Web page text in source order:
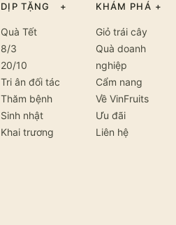
DỊP TẶNG +
Quà Tết
8/3
20/10
Tri ân đối tác
Thăm bệnh
Sinh nhật
Khai trương
KHÁM PHÁ +
Giỏ trái cây
Quà doanh
nghiệp
Cẩm nang
Về VinFruits
Ưu đãi
Liên hệ